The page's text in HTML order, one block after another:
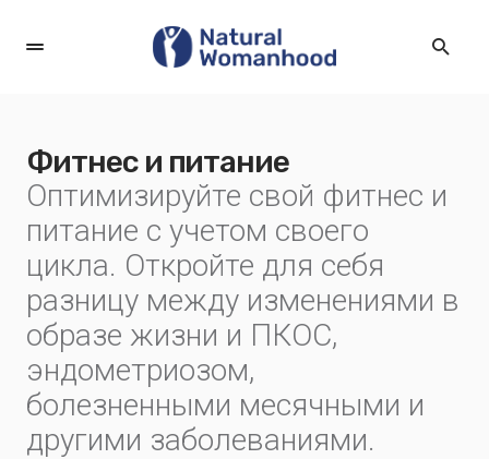
Фитнес и питание
Оптимизируйте свой фитнес и
питание с учетом своего
цикла. Откройте для себя
разницу между изменениями в
образе жизни и ПКОС,
эндометриозом,
болезненными месячными и
другими заболеваниями.